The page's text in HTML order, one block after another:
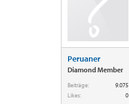
Peruaner
Diamond Member
Beiträge:
9.075
Likes:
0